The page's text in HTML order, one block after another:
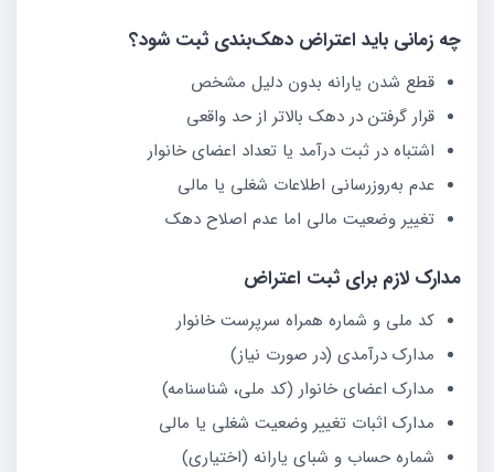
چه زمانی باید اعتراض دهک‌بندی ثبت شود؟
قطع شدن یارانه بدون دلیل مشخص
قرار گرفتن در دهک بالاتر از حد واقعی
اشتباه در ثبت درآمد یا تعداد اعضای خانوار
عدم به‌روزرسانی اطلاعات شغلی یا مالی
تغییر وضعیت مالی اما عدم اصلاح دهک
مدارک لازم برای ثبت اعتراض
کد ملی و شماره همراه سرپرست خانوار
مدارک درآمدی (در صورت نیاز)
مدارک اعضای خانوار (کد ملی، شناسنامه)
مدارک اثبات تغییر وضعیت شغلی یا مالی
شماره حساب و شبای یارانه (اختیاری)